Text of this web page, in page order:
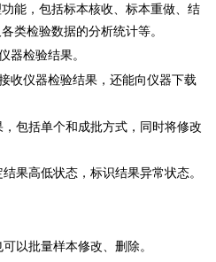
能，包括标本核收、标本重做、结
类检验数据的分析统计等。
器检验结果。
收仪器检验结果，还能向仪器下载
包括单个和成批方式，同时将修改
果高低状态，标识结果异常状态。
以批量样本修改、删除。